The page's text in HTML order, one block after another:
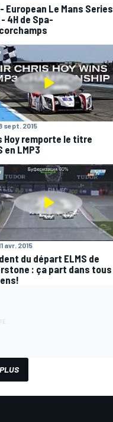
- European Le Mans Series
- 4H de Spa-
sept. 2015
Hoy remporte le titre
en LMP3
avr. 2015
du départ ELMS de
: ça part dans tous